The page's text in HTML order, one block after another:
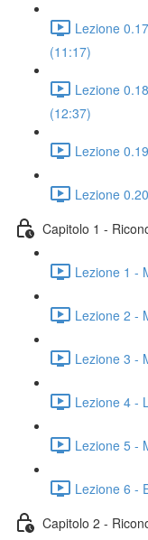
Lezione
(11:17)
Lezione
(12:37)
Lezione
Lezione
Capitolo 1 -
Lezione 1 -
Lezione 2 -
Lezione 3 -
Lezione 4 -
Lezione 5 -
Lezione 6 -
Capitolo 2 -